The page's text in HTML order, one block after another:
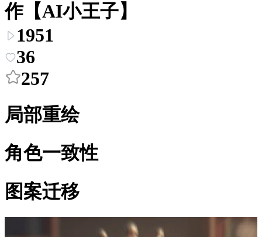
作【AI小王子】
1951
36
257
局部重绘
角色一致性
图案迁移